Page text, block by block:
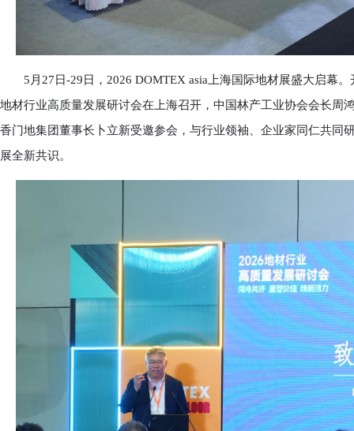
5月27日-29日，2026 DOMTEX asia上海国际地材展盛大启幕。
地材行业高质量发展研讨会在上海召开，中国林产工业协会会长周
香门地集团董事长卜立新受邀参会，与行业领袖、企业家同仁共同
展全新共识。